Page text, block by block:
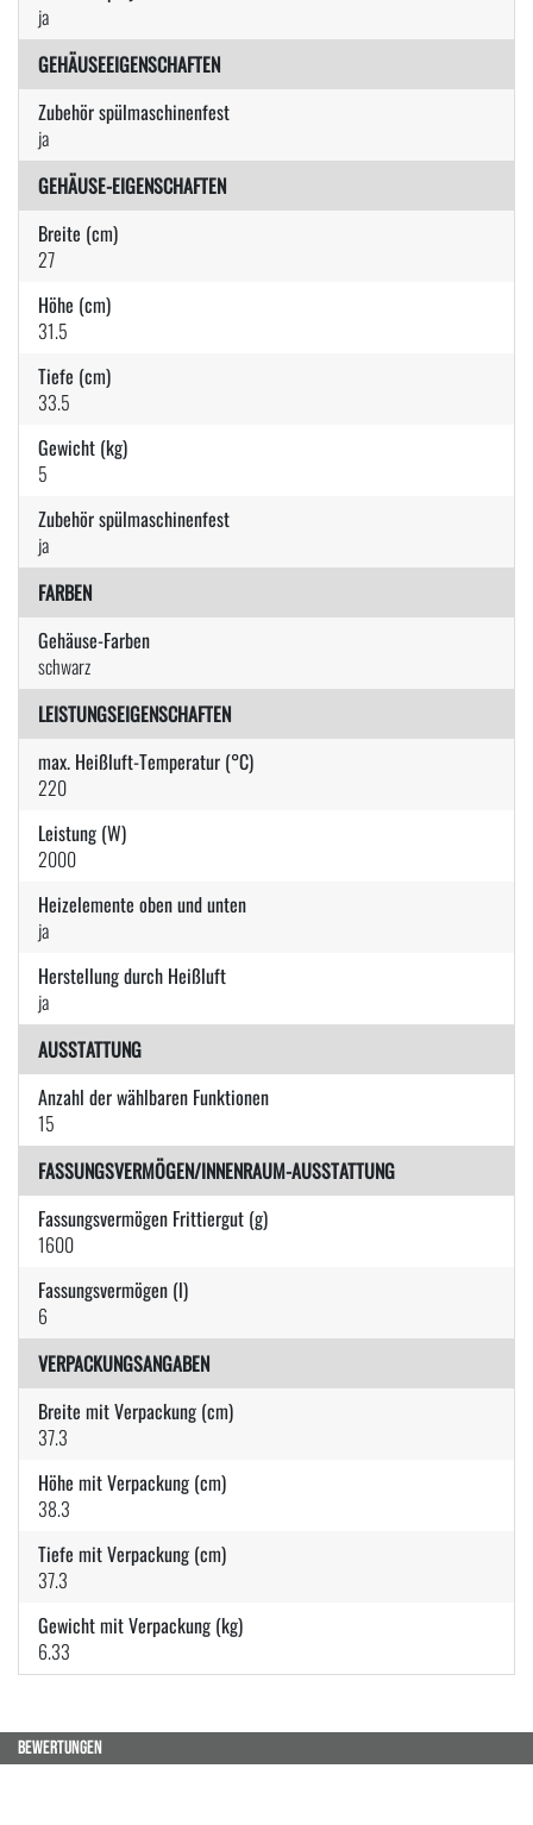
ja
GEHÄUSEEIGENSCHAFTEN
Zubehör spülmaschinenfest
ja
GEHÄUSE-EIGENSCHAFTEN
Breite (cm)
27
Höhe (cm)
31.5
Tiefe (cm)
33.5
Gewicht (kg)
5
Zubehör spülmaschinenfest
ja
FARBEN
Gehäuse-Farben
schwarz
LEISTUNGSEIGENSCHAFTEN
max. Heißluft-Temperatur (°C)
220
Leistung (W)
2000
Heizelemente oben und unten
ja
Herstellung durch Heißluft
ja
AUSSTATTUNG
Anzahl der wählbaren Funktionen
15
FASSUNGSVERMÖGEN/INNENRAUM-AUSSTATTUNG
Fassungsvermögen Frittiergut (g)
1600
Fassungsvermögen (l)
6
VERPACKUNGSANGABEN
Breite mit Verpackung (cm)
37.3
Höhe mit Verpackung (cm)
38.3
Tiefe mit Verpackung (cm)
37.3
Gewicht mit Verpackung (kg)
6.33
BEWERTUNGEN